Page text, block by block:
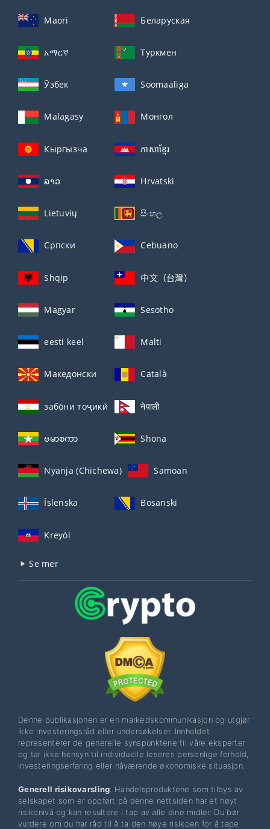
Maori Беларуская
አማርኛ Туркмен
Ўзбек Soomaaliga
Malagasy Монгол
Кыргызча ភាសាខ្មែរ
ລາວ Hrvatski
Lietuvių සිංහල
Српски Cebuano
Shqip 中文（台灣）
Magyar Sesotho
eesti keel Malti
Македонски Català
забо́ни тоҷикӣ́ नेपाली
ဗမာစကာ Shona
Nyanja (Chichewa) Samoan
Íslenska Bosanski
Kreyòl
Se mer
Denne publikasjonen er en markedskommunikasjon og utgjør
ikke investeringsråd eller undersøkelser. Innholdet
representerer de generelle synspunktene til våre eksperter
og tar ikke hensyn til individuelle leseres personlige forhold,
investeringserfaring eller nåværende økonomiske situasjon.
Generell risikovarsling: Handelsproduktene som tilbys av
selskapet som er oppført på denne nettsiden har et høyt
risikonivå og kan resultere i tap av alle dine midler. Du bør
vurdere om du har råd til å ta den høye risikoen for å tape